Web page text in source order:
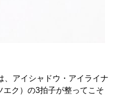
、アイシャドウ・アイライナ
ク）の3拍子が整ってこそ